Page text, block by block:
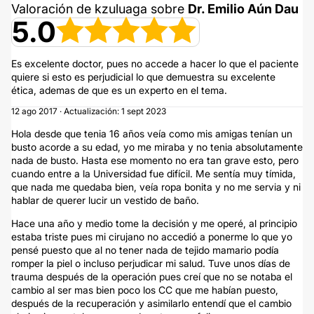
Valoración de kzuluaga sobre Dr. Emilio Aún Dau
5.0
Es excelente doctor, pues no accede a hacer lo que el paciente
quiere si esto es perjudicial lo que demuestra su excelente
ética, ademas de que es un experto en el tema.
12 ago 2017 · Actualización: 1 sept 2023
Hola desde que tenia 16 años veía como mis amigas tenían un
busto acorde a su edad, yo me miraba y no tenia absolutamente
nada de busto. Hasta ese momento no era tan grave esto, pero
cuando entre a la Universidad fue difícil. Me sentía muy tímida,
que nada me quedaba bien, veía ropa bonita y no me servia y ni
hablar de querer lucir un vestido de baño.
Hace una año y medio tome la decisión y me operé, al principio
estaba triste pues mi cirujano no accedió a ponerme lo que yo
pensé puesto que al no tener nada de tejido mamario podía
romper la piel o incluso perjudicar mi salud. Tuve unos días de
trauma después de la operación pues creí que no se notaba el
cambio al ser mas bien poco los CC que me habían puesto,
después de la recuperación y asimilarlo entendí que el cambio